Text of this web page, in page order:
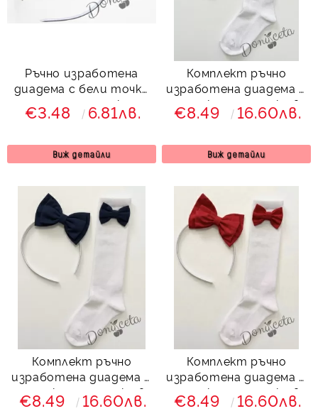
Ръчно изработена
диадема с бели точки
и синя панделка
€3.48 6.81лв.
Виж детайли
Комплект ръчно
изработена диадема и
чорапки с панделки в
жълто
€8.49 16.60лв.
Виж детайли
Комплект ръчно
изработена диадема и
чорапки с панделки в
тъмносиньо
€8.49 16.60лв.
Комплект ръчно
изработена диадема и
чорапки с панделки в
червено
€8.49 16.60лв.